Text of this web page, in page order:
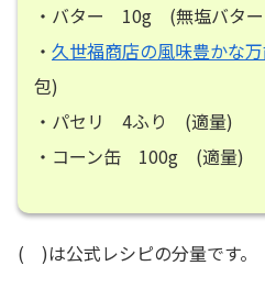
・バター 10g (無塩バタ
・ 久世福商店の風味豊かな
包)
・パセリ 4ふり (適量)
・コーン缶 100g (適量)
( )は公式レシピの分量です。